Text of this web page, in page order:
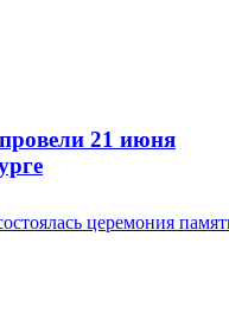
21 июня